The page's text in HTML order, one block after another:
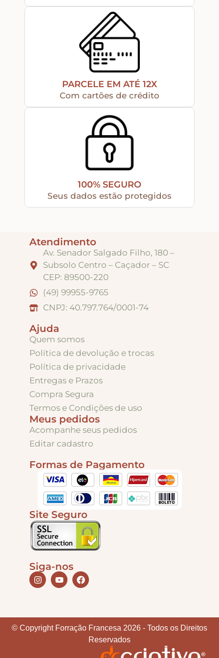
Peças Diversas em MDF formatos especiais
Rendas – Passamanarias – Fitas
Cordões São Francisco – Cordas
Apliques de Resina
Papéis – Scrapbook – Botons
Imagens para Sublimação
Auxiliares
Acabamentos
Pátinas
Base para Artesanato – Primers – Gesso
Tintas
Envelhecedores
Colas
Pezinhos
PARCELE EM ATÉ 12X
Com cartões de crédito
100% SEGURO
Seus dados estão protegidos
Atendimento
Av. Senador Salgado Filho, 180 –
Subsolo Centro – Caçador – SC
CEP: 89500-220
(49) 99955-9765
CNPJ: 40.797.764/0001-74
Ajuda
Quem somos
Política de devolução e trocas
Política de privacidade
Entregas e Prazos
Compra Segura
Termos e Condições de uso
Meus pedidos
Acompanhe seus pedidos
Editar cadastro
Formas de Pagamento
Site Seguro
Siga-nos
© Copyright Forração Francesa 2026 - Todos os Direitos
Reservados